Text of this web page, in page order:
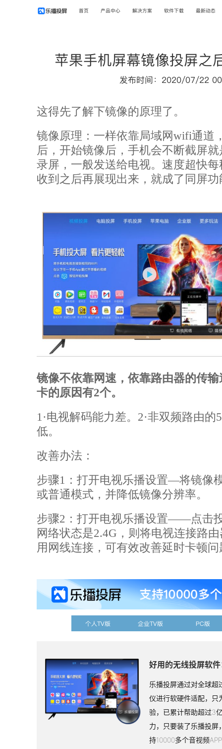
首页 产品中心 解决方案 软件下载 最新动态
苹果手机屏幕镜像投屏之
发布时间：2020/07/22
这得先了解下镜像的原理了。
镜像原理：一样依靠局域网wifi通道
后，开始镜像后，手机会不断截屏
录屏，一般发送给电视。速度超快
收到之后再展现出来，就成了同屏功
镜像不依靠网速，依靠路由器的传
卡的原因有2个。
1·电视解码能力差。2·非双频路由的
低。
改善办法：
步骤1：打开电视乐播设置—将镜像
或普通模式，并降低镜像分辨率。
步骤2：打开电视乐播设置——点击
网络状态是2.4G，则将电视连接路
用网线连接，可有效改善延时卡顿问
个人TV版 企业TV版 PC版
好用的无线投屏软
乐播投屏通过对全球超
仪进行软硬件适配，只
验，已累计帮助超过3
力，只要装了乐播投屏
持10000多个音视频